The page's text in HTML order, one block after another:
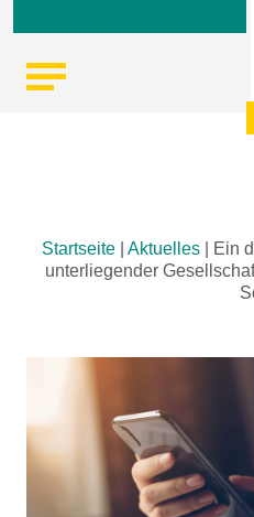
content
Startseite Aktuelles
Ein
unterliegender